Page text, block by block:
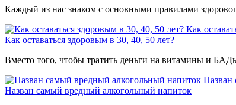
Каждый из нас знаком с основными правилами
Как
Как оставаться здоровым в 30, 40, 50 лет?
Вместо того, чтобы тратить деньги на витамины и
Назван
Назван самый вредный алкогольный напиток